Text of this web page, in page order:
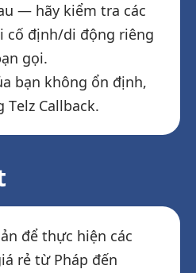
— hãy kiểm tra các
cố định/di động riêng
gọi.
bạn không ổn định,
Telz Callback.
để thực hiện các
rẻ từ Pháp đến